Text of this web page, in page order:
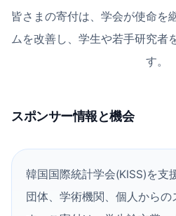
皆さまの寄付は、学会が使命を
ムを改善し、学生や若手研究者
す。
スポンサー情報と機会
韓国国際統計学会(KISS)を支
団体、学術機関、個人からの